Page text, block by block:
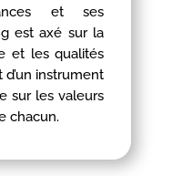
et ses
est axé sur la
et les qualités
d’un instrument
sur les valeurs
chacun.